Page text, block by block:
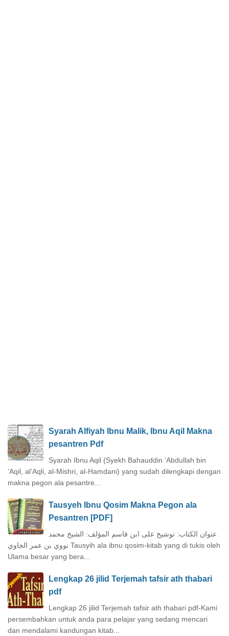
Syarah Alfiyah Ibnu Malik, Ibnu Aqil Makna
pesantren Pdf
Syarah Ibnu Aqil (Syekh Bahauddin ‘Abdullah bin
‘Aqil, al’Aqli, al-Mishri, al-Hamdani) yang sudah dilengkapi dengan
makna pegon ala pesantre...
Tausyeh Ibnu Qosim Makna Pegon ala
Pesantren [PDF]
عنوان الكتاب: توشيخ على ابن قاسم المؤلف: الشيخ محمد
نووي بن عمر الجاوي Tausyih ala ibnu qosim-kitab yang di tukis oleh
Ulama besar yang bera...
Lengkap 26 jilid Terjemah tafsir ath thabari
pdf
Lengkap 26 jilid Terjemah tafsir ath thabari pdf-Kami
persembahkan untuk anda para pelajar yang sedang mencari
dan mendalami kandungan kitab...